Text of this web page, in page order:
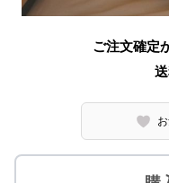
ご注文確定